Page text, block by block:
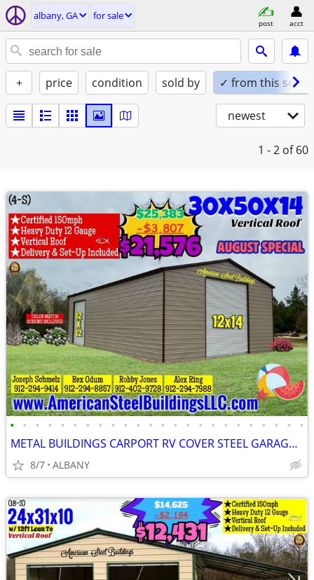
albany, GA for sale
post acct
+ price condition sold by ✓ from this seller
newest
1 - 2 of 60
• • • • • • • • • • • • • • • • • • • • • • • •
METAL BUILDINGS CARPORT RV COVER STEEL GARAGE POLE BARN METAL BUILDING
8/7 ALBANY